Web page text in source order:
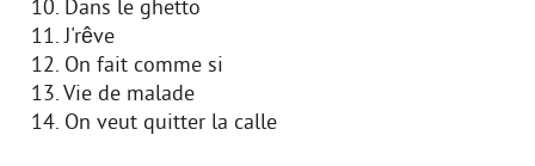
10. Dans le ghetto
11. J'rêve
12. On fait comme si
13. Vie de malade
14. On veut quitter la calle